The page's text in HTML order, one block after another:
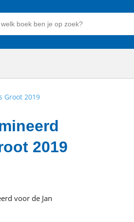
Groot 2019
2019
voor de Jan